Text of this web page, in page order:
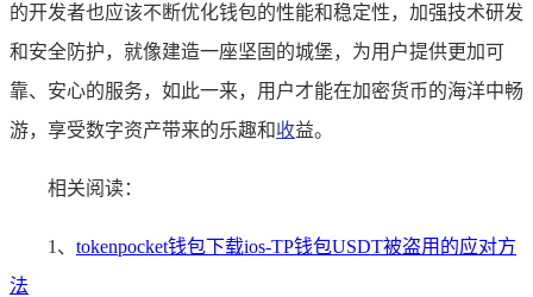
的开发者也应该不断优化钱包的性能和稳定性，加强技术研发
和安全防护，就像建造一座坚固的城堡，为用户提供更加可
靠、安心的服务，如此一来，用户才能在加密货币的海洋中畅
游，享受数字资产带来的乐趣和收益。
相关阅读：
1、 tokenpocket钱包下载ios-TP钱包USDT被盗用的应对方
法